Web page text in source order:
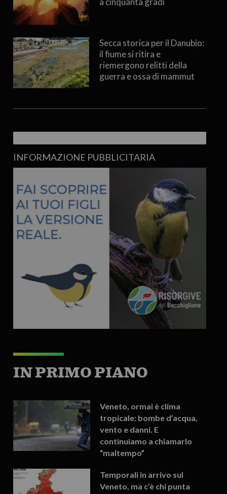
Secca storica per il Danubio:
il fiume si ritira e
riemergono relitti della
guerra e ossa di mammut
INFORMAZIONE PUBBLICITARIA
IN PRIMO PIANO
Veneto, ormai è clima
tropicale: bombe d’acqua,
vento e danni. E
continuiamo a chiamarlo
“maltempo”
Temporali in arrivo sul
Veneto, ma c’è chi punta